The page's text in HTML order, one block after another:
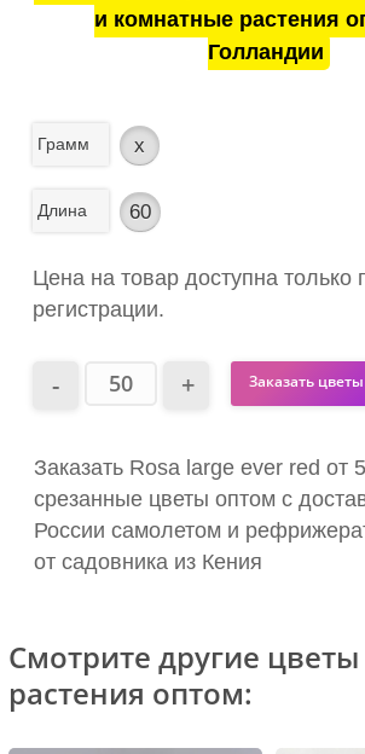
и комнатные растения
Голландии
Грамм x
Длина 60
Цена на товар доступна только
регистрации.
Заказать цветы
Заказать Rosa large ever red от
срезанные цветы оптом с
России самолетом и
от садовника из Кения
Смотрите другие
растения оптом: